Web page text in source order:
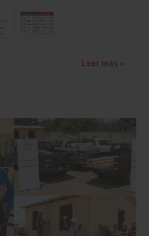
Leer más »